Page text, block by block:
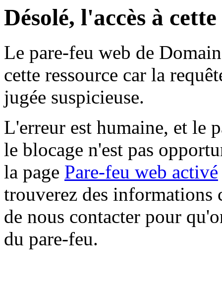
Désolé, l'accès à
Le pare-feu web de
cette ressource car la
jugée suspicieuse.
L'erreur est humaine, et le
le blocage n'est pas
la page Pare-feu web activé
trouverez des informations
de nous contacter pour
du pare-feu.